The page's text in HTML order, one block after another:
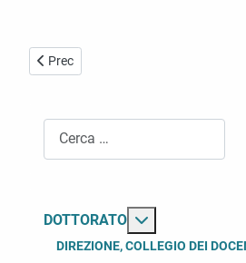
Articolo precedente: VII Corso
Prec
DOTTORATO
DIREZIONE, COLLEGIO DEI